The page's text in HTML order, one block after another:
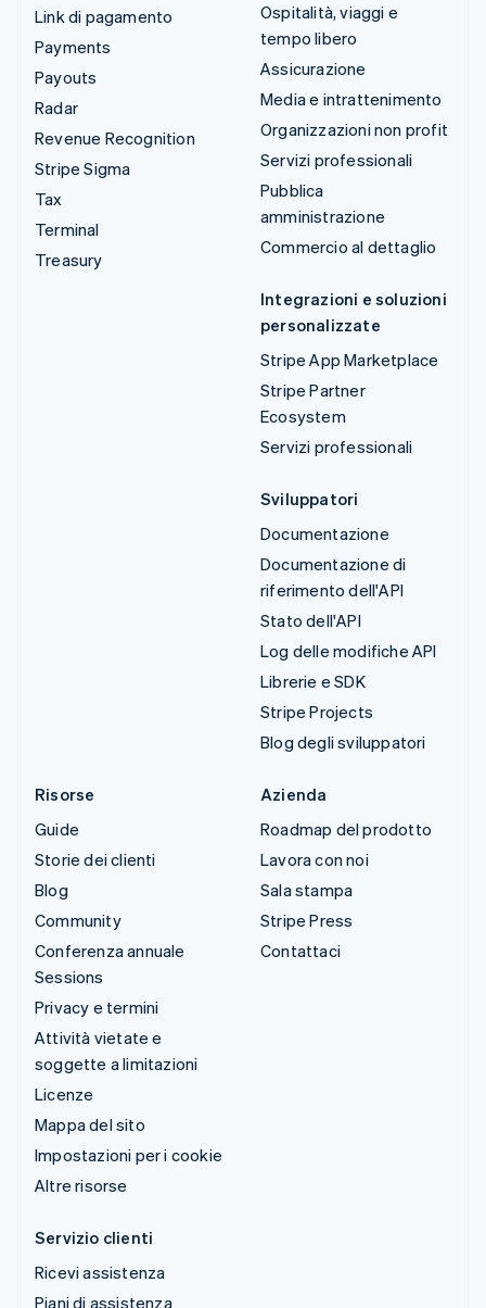
Link di pagamento
Payments
Payouts
Radar
Revenue Recognition
Stripe Sigma
Tax
Terminal
Treasury
Ospitalità, viaggi e
tempo libero
Assicurazione
Media e intrattenimento
Organizzazioni non profit
Servizi professionali
Pubblica
amministrazione
Commercio al dettaglio
Integrazioni e soluzioni
personalizzate
Stripe App Marketplace
Stripe Partner
Ecosystem
Servizi professionali
Sviluppatori
Documentazione
Documentazione di
riferimento dell'API
Stato dell'API
Log delle modifiche API
Librerie e SDK
Stripe Projects
Blog degli sviluppatori
Risorse
Guide
Storie dei clienti
Blog
Community
Conferenza annuale
Sessions
Privacy e termini
Attività vietate e
soggette a limitazioni
Licenze
Mappa del sito
Impostazioni per i cookie
Altre risorse
Azienda
Roadmap del prodotto
Lavora con noi
Sala stampa
Stripe Press
Contattaci
Servizio clienti
Ricevi assistenza
Piani di assistenza